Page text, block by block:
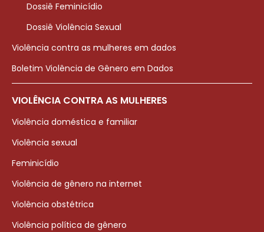
Dossiê Feminicídio
Dossiê Violência Sexual
Violência contra as mulheres em dados
Boletim Violência de Gênero em Dados
VIOLÊNCIA CONTRA AS MULHERES
Violência doméstica e familiar
Violência sexual
Feminicídio
Violência de gênero na internet
Violência obstétrica
Violência política de gênero